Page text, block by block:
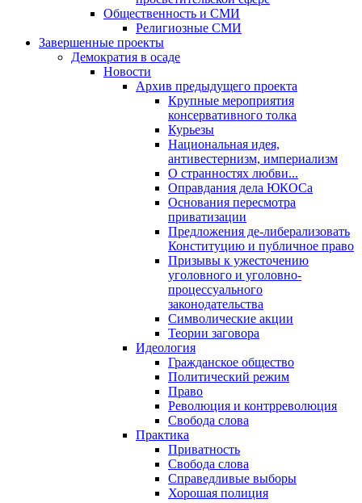
Общественность и СМИ
Религиозные СМИ
Завершенные проекты
Демократия в осаде
Новости
Архив предыдущего проекта
Крупные мероприятия
консервативного толка
Курьезы
Национальная идея,
антивестернизм, империализм
О странностях любви...
Оправдания дела ЮКОСа
Основания пересмотра
приватизации
Предложения де-либерализовать
Конституцию и публичное право
Призывы к ужесточению
уголовного и уголовно-
процессуального
законодательства
Символические акции
Теории заговора
Идеология
Гражданское общество
Политический режим
Право
Революция и контрреволюция
Свобода слова
Практика
Приватность
Свобода слова
Справедливые выборы
Хорошая полиция